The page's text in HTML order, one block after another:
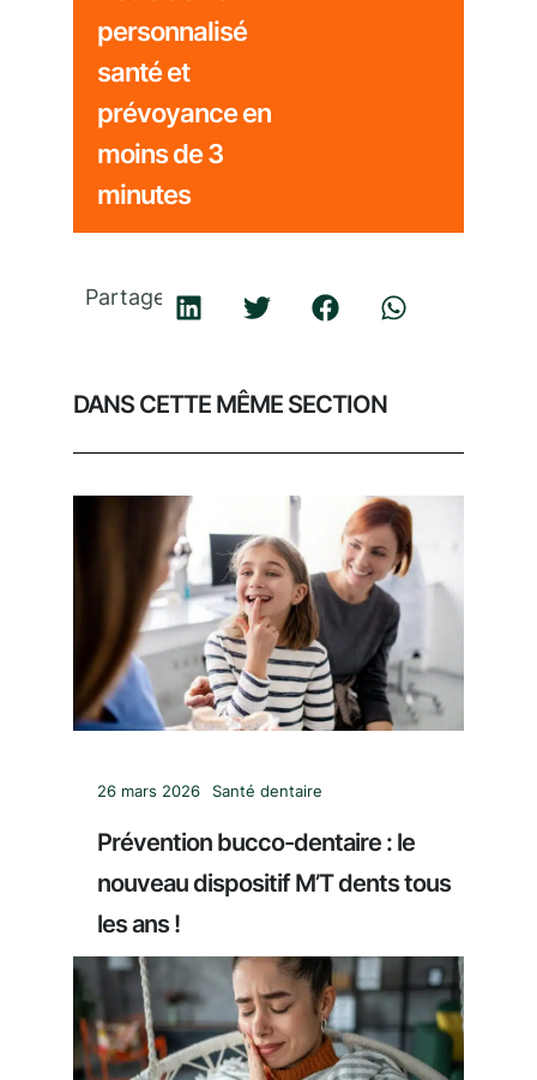
personnalisé
santé et
prévoyance en
moins de 3
minutes
Partager
DANS CETTE MÊME SECTION
26 mars 2026 Santé dentaire
Prévention bucco-dentaire : le
nouveau dispositif M’T dents tous
les ans !